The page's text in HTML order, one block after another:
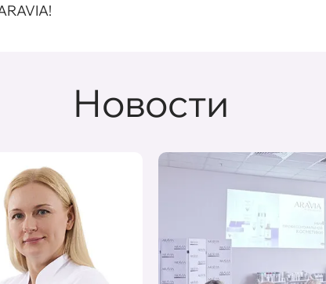
Новости